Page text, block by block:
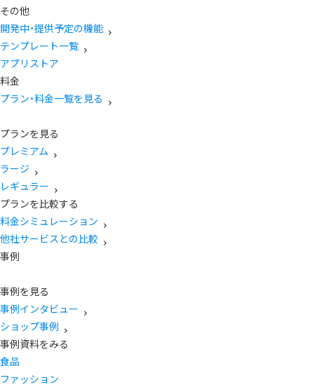
その他
開発中・提供予定の機能
テンプレート一覧
アプリストア
料金
プラン・料金一覧を見る
プランを見る
プレミアム
ラージ
レギュラー
プランを比較する
料金シミュレーション
他社サービスとの比較
事例
事例を見る
事例インタビュー
ショップ事例
事例資料をみる
食品
ファッション